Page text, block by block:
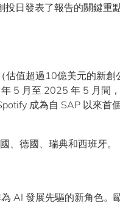
投日發表了報告的關鍵重
值超過10億美元的新創
年 5 月至 2025 年 5 月間
成為自 SAP 以來首
、德國、瑞典和西班牙。
AI 發展先驅的新角色。